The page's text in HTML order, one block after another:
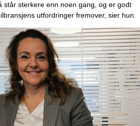
står sterkere enn noen gang, og er godt
utfordringer fremover, sier hun.